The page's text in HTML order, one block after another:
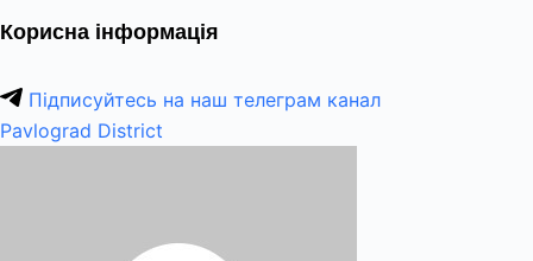
Корисна інформація
Підписуйтесь на наш телеграм канал
Pavlograd District